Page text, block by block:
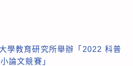
學教育研究所舉辦「2022 科普
論文競賽」